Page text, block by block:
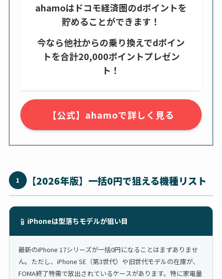
ahamoはドコモ経済圏のdポイントを
貯めることができます！
今なら他社からの乗り換えでdポイン
トを合計20,000ポイントプレゼン
ト！
【公式】ahamoで詳しく見る
1 【2026年版】一括0円で狙える機種リスト
📱 iPhoneは型落ちモデルが狙い目
最新のiPhone 17シリーズが一括0円になることはまずありませ
ん。ただし、iPhone SE（第3世代）や旧世代モデルの在庫が、
FOMA終了特需で放出されているケースがあります。特に家電量